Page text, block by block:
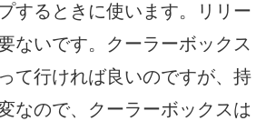
するときに使います。リリー
ないです。クーラーボックス
て行ければ良いのですが、持
なので、クーラーボックスは